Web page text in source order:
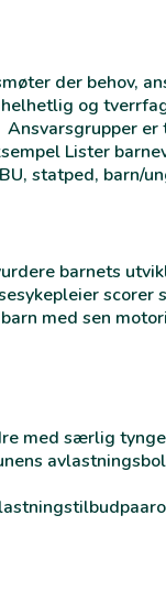
der behov,
og
Lister
statped, barn/
barnets
scorer
med sen
med særlig